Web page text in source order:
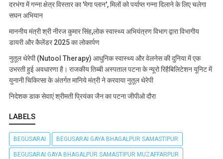
दरभंगा में गन्ना क्षेत्र विस्तार का 'मेगा प्लान', मिलों को पर्याप्त गन्ना दिलाने के लिए चलेगा
सघन अभियान
माननीय मंत्री श्री नीरज कुमार सिंह,लोक स्वास्थ्य अभियंत्रण विभाग द्वारा विभागीय
डायरी और कैलेंडर 2025 का लोकार्पण
नुतूल थेरेपी (Nutool Therapy) आधुनिक स्वास्थ्य और वेलनेस की दुनिया में एक
उभरती हुई अवधारणा है। राजकीय तिब्बी अस्पताल पटना के न्यूरो रिहैबिलिटेशन यूनिट में
युनानी चिकित्सा के अंतर्गत मानिये मंत्री ने करवाया नुतूल थेरेपी
निदेशक डाक सेवाएं श्रीमती प्रियंका जैन का पटना जीपीओ दौरा
LABELS
BEGUSARAI BEGUSARAI GAYA BHAGALPUR SAMASTIPUR
BEGUSARAI GAYA BHAGALPUR SAMASTIPUR MUZAFFARPUR